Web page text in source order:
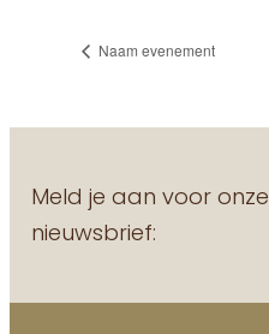
Naam evenement
Meld je aan voor onze
nieuwsbrief: